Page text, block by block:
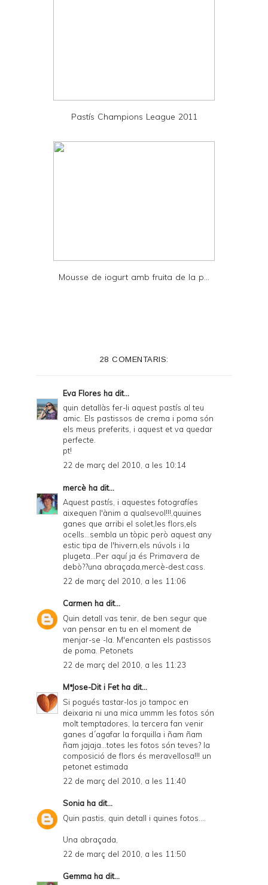
Pastís Champions League 2011
Mousse de iogurt amb fruita de la p...
28 COMENTARIS:
Eva Flores ha dit...
quin detallàs fer-li aquest pastís al teu
amic. Els pastissos de crema i poma són
els meus preferits, i aquest et va quedar
perfecte.
pt!
22 de març del 2010, a les 10:14
mercè ha dit...
Aquest pastís, i aquestes fotografíes
aixequen l'ànim a qualsevol!!!,quuines
ganes que arribi el solet,les flors,els
ocells...sembla un tòpic però aquest any
estic tipa de l'hivern,els núvols i la
plugeta...Per aquí ja és Primavera de
debò??una abraçada,mercè-dest.cass.
22 de març del 2010, a les 11:06
Carmen ha dit...
Quin detall vas tenir, de ben segur que
van pensar en tu en el moment de
menjar-se -la. M'encanten els pastissos
de poma. Petonets
22 de març del 2010, a les 11:23
MªJose-Dit i Fetha dit...
Si pogués tastar-los jo tampoc en
deixaria ni una mica ummm les fotos són
molt temptadores, la tercera fan venir
ganes d´agafar la forquilla i ñam ñam
ñam jajaja...totes les fotos són teves? la
composició de flors és meravellosa!!! un
petonet estimada
22 de març del 2010, a les 11:40
Sonia ha dit...
Quin pastis, quin detall i quines fotos....
Una abraçada,
22 de març del 2010, a les 11:50
Gemma ha dit...